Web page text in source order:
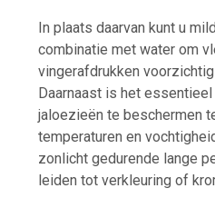
In plaats daarvan kunt u
combinatie met water om
vingerafdrukken
Daarnaast is het essentieel
jaloezieën te beschermen
temperaturen en
zonlicht gedurende lange
leiden tot verkleuring of